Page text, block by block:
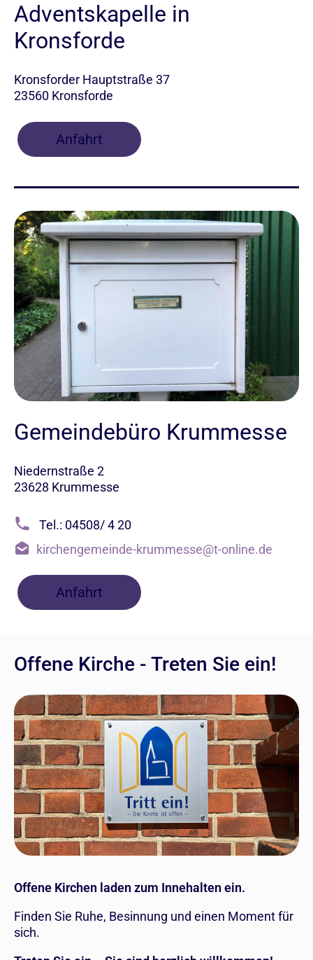
Adventskapelle in
Kronsforde
Kronsforder Hauptstraße 37
23560 Kronsforde
Anfahrt
Gemeindebüro Krummesse
Niedernstraße 2
23628 Krummesse
Tel.: 04508/ 4 20
kirchengemeinde-krummesse@t-online.de
Anfahrt
Offene Kirche - Treten Sie ein!
Offene Kirchen laden zum Innehalten ein.
Finden Sie Ruhe, Besinnung und einen Moment für
sich.